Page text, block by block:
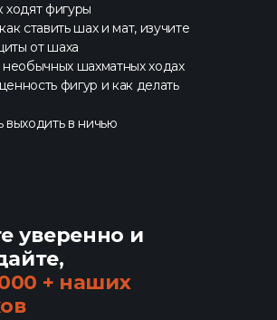
ходят фигуры
ставить шах и мат, изучите
от шаха
шахматных ходах
фигур и как делать
выходить в ничью
уверенно и
+ наших